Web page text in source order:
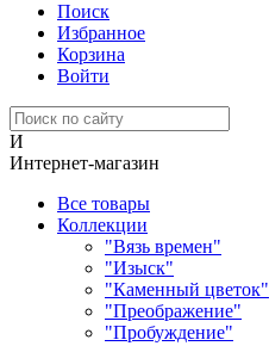
Поиск
Избранное
Корзина
Войти
И
Интернет-магазин
Все товары
Коллекции
"Вязь времен"
"Изыск"
"Каменный цветок"
"Преображение"
"Пробуждение"